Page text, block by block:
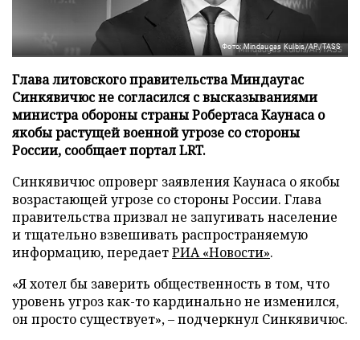
Фото: Mindaugas Kulbis/AP/TASS
Глава литовского правительства Миндаугас
Синкявичюс не согласился с высказываниями
министра обороны страны Робертаса Каунаса о
якобы растущей военной угрозе со стороны
России, сообщает портал LRT.
Синкявичюс опроверг заявления Каунаса о якобы
возрастающей угрозе со стороны России. Глава
правительства призвал не запугивать население
и тщательно взвешивать распространяемую
информацию, передаетРИА «Новости».
«Я хотел бы заверить общественность в том, что
уровень угроз как-то кардинально не изменился,
он просто существует», – подчеркнул Синкявичюс.